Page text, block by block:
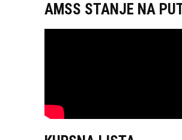
AMSS STANJE NA